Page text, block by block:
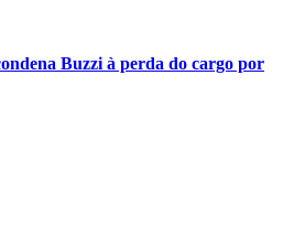
Buzzi à perda do cargo por